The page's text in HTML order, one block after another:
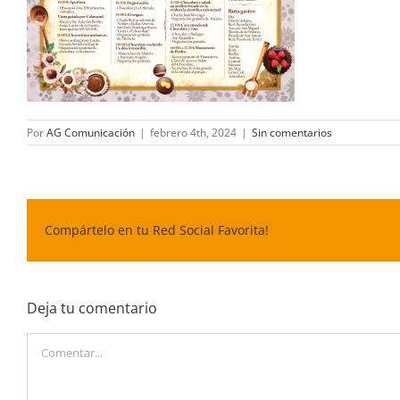
PorAG Comunicación | febrero 4th, 2024 | Sin comentarios
Compártelo en tu Red Social Favorita!
Deja tu comentario